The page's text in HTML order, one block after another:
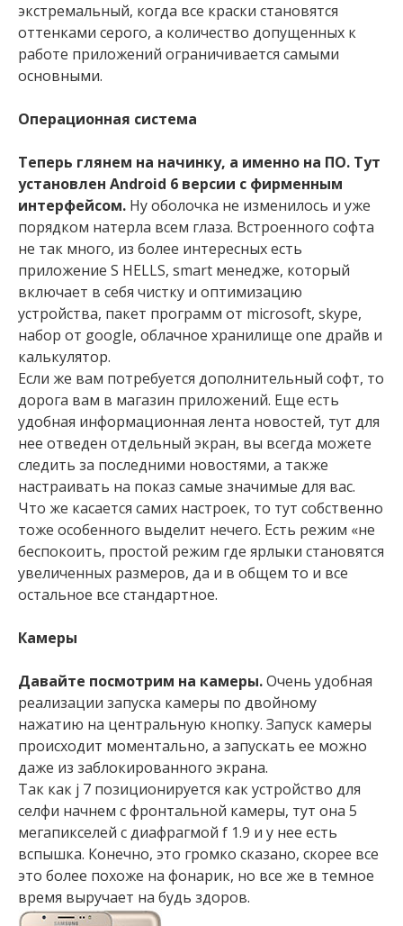
экстремальный, когда все краски становятся
оттенками серого, а количество допущенных к
работе приложений ограничивается самыми
основными.
Операционная система
Теперь глянем на начинку, а именно на ПО. Тут
установлен Аndroid 6 версии с фирменным
интерфейсом. Ну оболочка не изменилось и уже
порядком натерла всем глаза. Встроенного софта
не так много, из более интересных есть
приложение S HELLS, smart менедже, который
включает в себя чистку и оптимизацию
устройства, пакет программ от microsoft, skype,
набор от google, облачное хранилище one драйв и
калькулятор.
Если же вам потребуется дополнительный софт, то
дорога вам в магазин приложений. Еще есть
удобная информационная лента новостей, тут для
нее отведен отдельный экран, вы всегда можете
следить за последними новостями, а также
настраивать на показ самые значимые для вас.
Что же касается самих настроек, то тут собственно
тоже особенного выделит нечего. Есть режим «не
беспокоить, простой режим где ярлыки становятся
увеличенных размеров, да и в общем то и все
остальное все стандартное.
Камеры
Давайте посмотрим на камеры.Очень удобная
реализации запуска камеры по двойному
нажатию на центральную кнопку. Запуск камеры
происходит моментально, а запускать ее можно
даже из заблокированного экрана.
Так как j 7 позиционируется как устройство для
селфи начнем с фронтальной камеры, тут она 5
мегапикселей с диафрагмой f 1.9 и у нее есть
вспышка. Конечно, это громко сказано, скорее все
это более похоже на фонарик, но все же в темное
время выручает на будь здоров.